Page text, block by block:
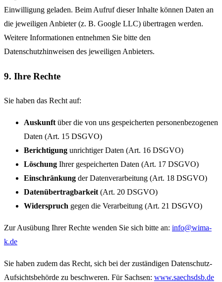
Einwilligung geladen. Beim Aufruf dieser Inhalte können Daten an
die jeweiligen Anbieter (z. B. Google LLC) übertragen werden.
Weitere Informationen entnehmen Sie bitte den
Datenschutzhinweisen des jeweiligen Anbieters.
9. Ihre Rechte
Sie haben das Recht auf:
Auskunft über die von uns gespeicherten personenbezogenen
Daten (Art. 15 DSGVO)
Berichtigung unrichtiger Daten (Art. 16 DSGVO)
Löschung Ihrer gespeicherten Daten (Art. 17 DSGVO)
Einschränkung der Datenverarbeitung (Art. 18 DSGVO)
Datenübertragbarkeit (Art. 20 DSGVO)
Widerspruch gegen die Verarbeitung (Art. 21 DSGVO)
Zur Ausübung Ihrer Rechte wenden Sie sich bitte an: info@wima-
k.de
Sie haben zudem das Recht, sich bei der zuständigen Datenschutz-
Aufsichtsbehörde zu beschweren. Für Sachsen: www.saechsdsb.de